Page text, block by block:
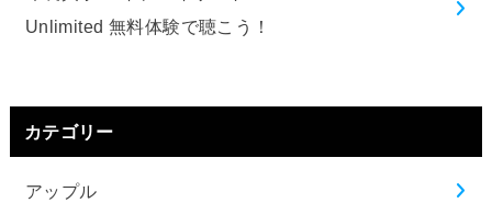
Unlimited 無料体験で聴こう！
カテゴリー
アップル